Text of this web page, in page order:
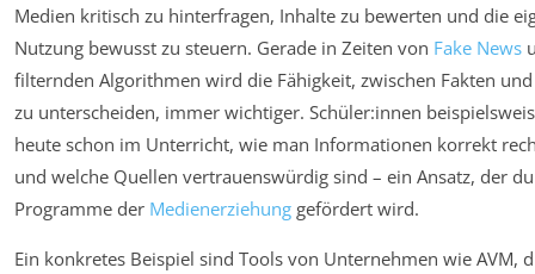
Medien kritisch zu hinterfragen, Inhalte zu bewerten und die
Nutzung bewusst zu steuern. Gerade in Zeiten von Fake News
filternden Algorithmen wird die Fähigkeit, zwischen Fakten
zu unterscheiden, immer wichtiger. Schüler:innen
heute schon im Unterricht, wie man Informationen korrekt
und welche Quellen vertrauenswürdig sind – ein Ansatz, der
Programme der Medienerziehung gefördert wird.
Ein konkretes Beispiel sind Tools von Unternehmen wie AVM,